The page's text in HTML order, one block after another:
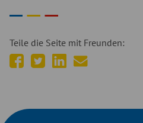
Teile die Seite mit Freunden: